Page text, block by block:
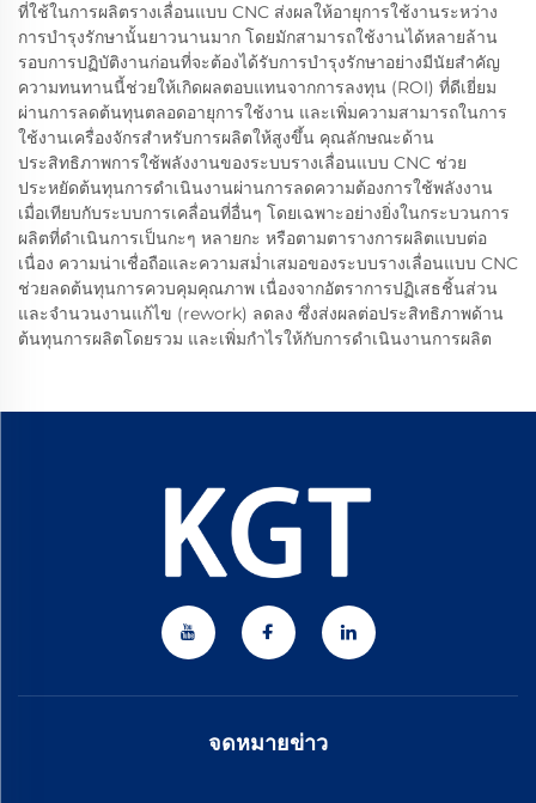
ที่ใช้ในการผลิตรางเลื่อนแบบ CNC ส่งผลให้อายุการใช้งานระหว่าง
การบำรุงรักษานั้นยาวนานมาก โดยมักสามารถใช้งานได้หลายล้าน
รอบการปฏิบัติงานก่อนที่จะต้องได้รับการบำรุงรักษาอย่างมีนัยสำคัญ
ความทนทานนี้ช่วยให้เกิดผลตอบแทนจากการลงทุน (ROI) ที่ดีเยี่ยม
ผ่านการลดต้นทุนตลอดอายุการใช้งาน และเพิ่มความสามารถในการ
ใช้งานเครื่องจักรสำหรับการผลิตให้สูงขึ้น คุณลักษณะด้าน
ประสิทธิภาพการใช้พลังงานของระบบรางเลื่อนแบบ CNC ช่วย
ประหยัดต้นทุนการดำเนินงานผ่านการลดความต้องการใช้พลังงาน
เมื่อเทียบกับระบบการเคลื่อนที่อื่นๆ โดยเฉพาะอย่างยิ่งในกระบวนการ
ผลิตที่ดำเนินการเป็นกะๆ หลายกะ หรือตามตารางการผลิตแบบต่อ
เนื่อง ความน่าเชื่อถือและความสม่ำเสมอของระบบรางเลื่อนแบบ CNC
ช่วยลดต้นทุนการควบคุมคุณภาพ เนื่องจากอัตราการปฏิเสธชิ้นส่วน
และจำนวนงานแก้ไข (rework) ลดลง ซึ่งส่งผลต่อประสิทธิภาพด้าน
ต้นทุนการผลิตโดยรวม และเพิ่มกำไรให้กับการดำเนินงานการผลิต
จดหมายข่าว